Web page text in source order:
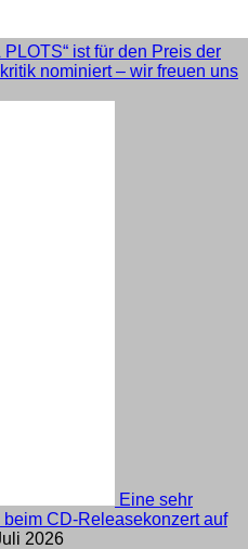
ist für den Preis der
nominiert – wir freuen uns
Eine sehr
CD-Releasekonzert auf
2026